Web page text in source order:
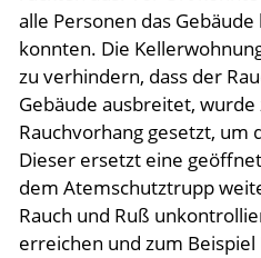
alle Personen das
konnten. Die
zu verhindern, dass der
Gebäude ausbreitet, wurde
Rauchvorhang gesetzt, um
Dieser ersetzt eine
dem Atemschutztrupp
Rauch und Ruß
erreichen und zum